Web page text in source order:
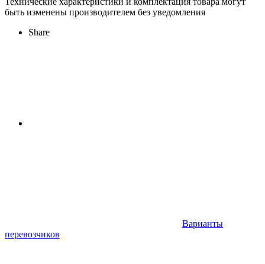
быть изменены производителем без уведомления
Share
Варианты
перевозчиков